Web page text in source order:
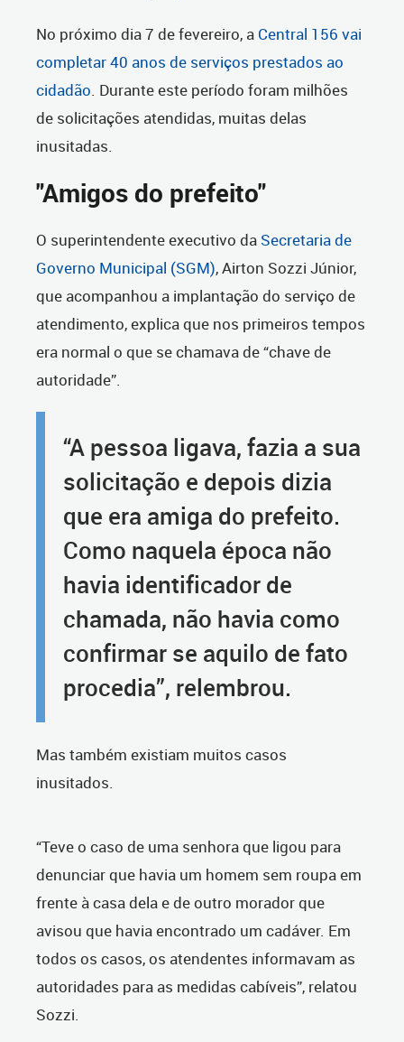
No próximo dia 7 de fevereiro, a Central 156 vai
completar 40 anos de serviços prestados ao
cidadão. Durante este período foram milhões
de solicitações atendidas, muitas delas
inusitadas.
"Amigos do prefeito"
O superintendente executivo da Secretaria de
Governo Municipal (SGM), Airton Sozzi Júnior,
que acompanhou a implantação do serviço de
atendimento, explica que nos primeiros tempos
era normal o que se chamava de “chave de
autoridade”.
“A pessoa ligava, fazia a sua
solicitação e depois dizia
que era amiga do prefeito.
Como naquela época não
havia identificador de
chamada, não havia como
confirmar se aquilo de fato
procedia”, relembrou.
Mas também existiam muitos casos
inusitados.
“Teve o caso de uma senhora que ligou para
denunciar que havia um homem sem roupa em
frente à casa dela e de outro morador que
avisou que havia encontrado um cadáver. Em
todos os casos, os atendentes informavam as
autoridades para as medidas cabíveis”, relatou
Sozzi.